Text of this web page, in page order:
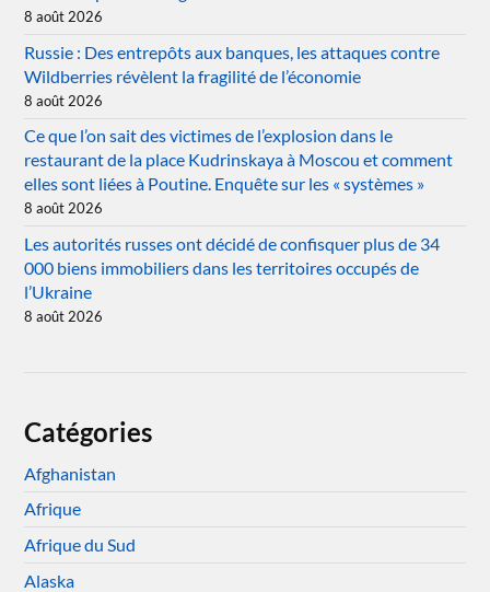
8 août 2026
Russie : Des entrepôts aux banques, les attaques contre
Wildberries révèlent la fragilité de l’économie
8 août 2026
Ce que l’on sait des victimes de l’explosion dans le
restaurant de la place Kudrinskaya à Moscou et comment
elles sont liées à Poutine. Enquête sur les « systèmes »
8 août 2026
Les autorités russes ont décidé de confisquer plus de 34
000 biens immobiliers dans les territoires occupés de
l’Ukraine
8 août 2026
Catégories
Afghanistan
Afrique
Afrique du Sud
Alaska